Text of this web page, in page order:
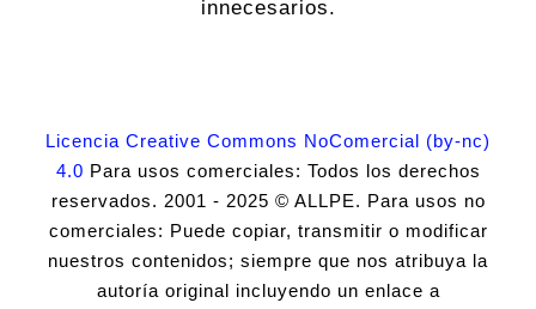
innecesarios.
Licencia Creative Commons NoComercial (by-nc)
4.0 Para usos comerciales: Todos los derechos
reservados. 2001 - 2025 © ALLPE. Para usos no
comerciales: Puede copiar, transmitir o modificar
nuestros contenidos; siempre que nos atribuya la
autoría original incluyendo un enlace a